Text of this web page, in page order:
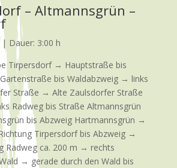
– Altmannsgrün –
Dauer: 3:00 h
Tirpersdorf → Hauptstraße bis
bis Waldabzweig → links
Straße → Alte Zaulsdorfer Straße
Radweg bis Straße Altmannsgrün
bis Abzweig Hartmannsgrün →
Tirpersdorf bis Abzweig →
Radweg ca. 200 m → rechts
→ gerade durch den Wald bis